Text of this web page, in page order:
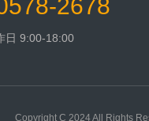
2678
日 9:00-18:00
Copyright C 2024 All Rights